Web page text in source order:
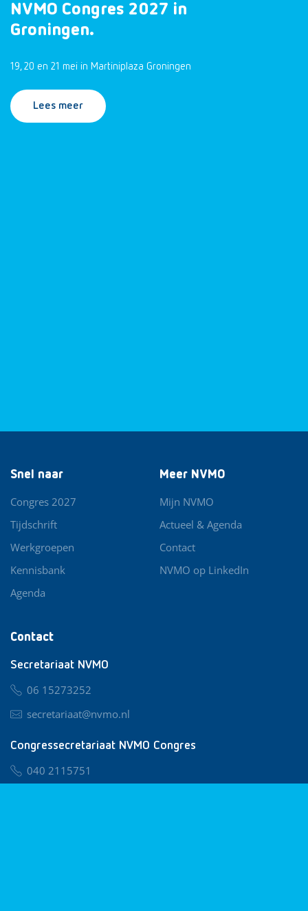
NVMO Congres 2027 in
Groningen.
19, 20 en 21 mei in Martiniplaza Groningen
Lees meer
Contact
Secretariaat NVMO
06 15273252
secretariaat@nvmo.nl
Congressecretariaat NVMO Congres
040 2115751
Snel naar
Congres 2027
Tijdschrift
Werkgroepen
Kennisbank
Agenda
Meer NVMO
Mijn NVMO
Actueel & Agenda
Contact
NVMO op LinkedIn